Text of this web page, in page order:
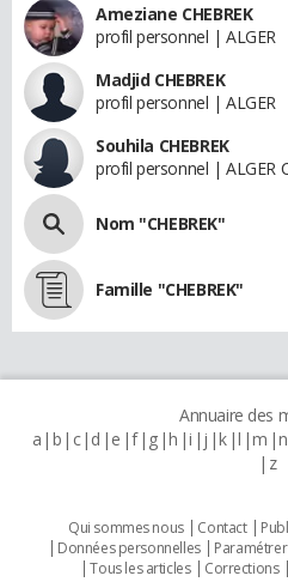
Ameziane CHEBREK
profil personnel | ALGER
Madjid CHEBREK
profil personnel | ALGER
Souhila CHEBREK
profil personnel | ALGER
Nom "CHEBREK"
Famille "CHEBREK"
Annuaire des
a b c d e f g h i j k l m n
z
Qui sommes nous Contact
Données personnelles
Tous les articles
Corrections